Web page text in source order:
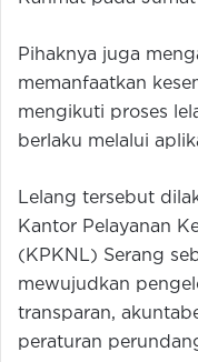
Pihaknya juga
memanfaatkan
mengikuti proses
berlaku melalui
Lelang tersebut
Kantor Pelayanan
(KPKNL) Serang
mewujudkan
transparan,
peraturan